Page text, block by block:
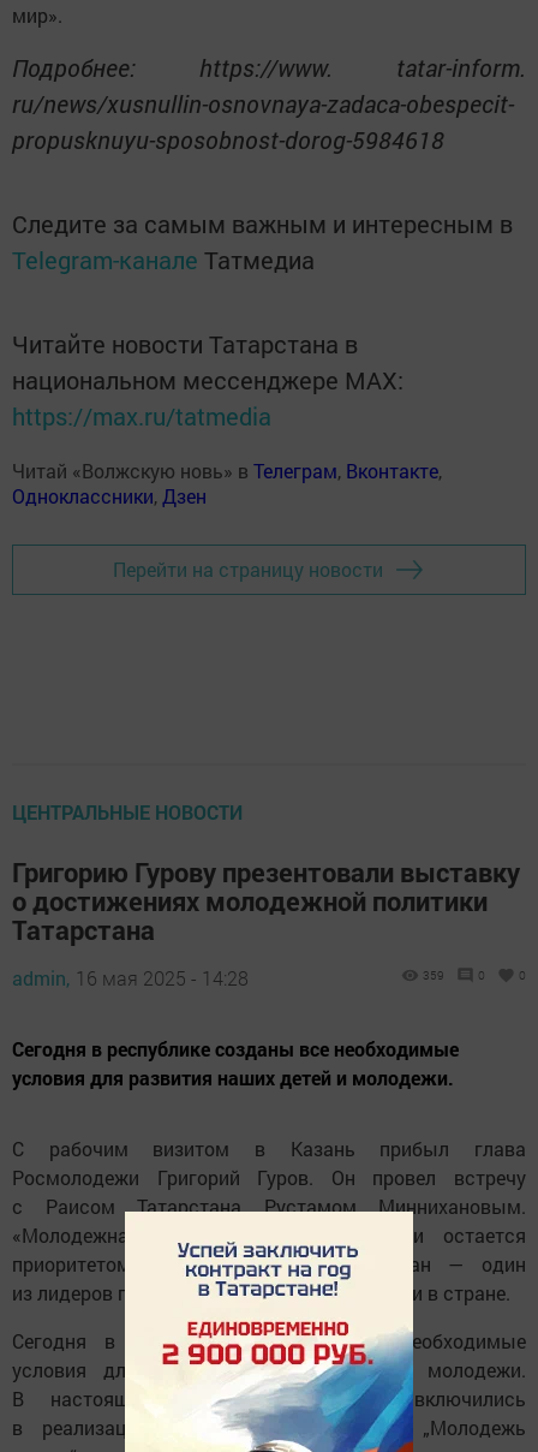
мир».
Подробнее: https://www. tatar-inform.
ru/news/xusnullin-osnovnaya-zadaca-obespecit-
propusknuyu-sposobnost-dorog-5984618
Следите за самым важным и интересным в
Telegram-канале Татмедиа
Читайте новости Татарстана в
национальном мессенджере MАХ:
https://max.ru/tatmedia
Читай «Волжскую новь» в Телеграм, Вконтакте,
Одноклассники, Дзен
Перейти на страницу новости
ЦЕНТРАЛЬНЫЕ НОВОСТИ
Григорию Гурову презентовали выставку
о достижениях молодежной политики
Татарстана
admin, 16 мая 2025 - 14:28 359 0 0
Сегодня в республике созданы все необходимые
условия для развития наших детей и молодежи.
С рабочим визитом в Казань прибыл глава
Росмолодежи Григорий Гуров. Он провел встречу
с Раисом Татарстана Рустамом Миннихановым.
«Молодежная политика всегда была и остается
приоритетом в нашей работе. Татарстан — один
из лидеров по эффективности её реализации в стране.
Сегодня в республике созданы все необходимые
условия для развития наших детей и молодежи.
В настоящее время мы активно включились
в реализацию национального проекта „Молодежь